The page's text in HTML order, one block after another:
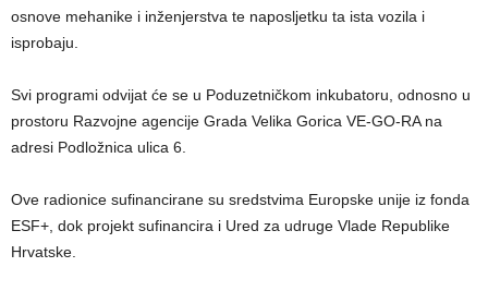
osnove mehanike i inženjerstva te naposljetku ta ista vozila i
isprobaju.
Svi programi odvijat će se u Poduzetničkom inkubatoru, odnosno u
prostoru Razvojne agencije Grada Velika Gorica VE-GO-RA na
adresi Podložnica ulica 6.
Ove radionice sufinancirane su sredstvima Europske unije iz fonda
ESF+, dok projekt sufinancira i Ured za udruge Vlade Republike
Hrvatske.